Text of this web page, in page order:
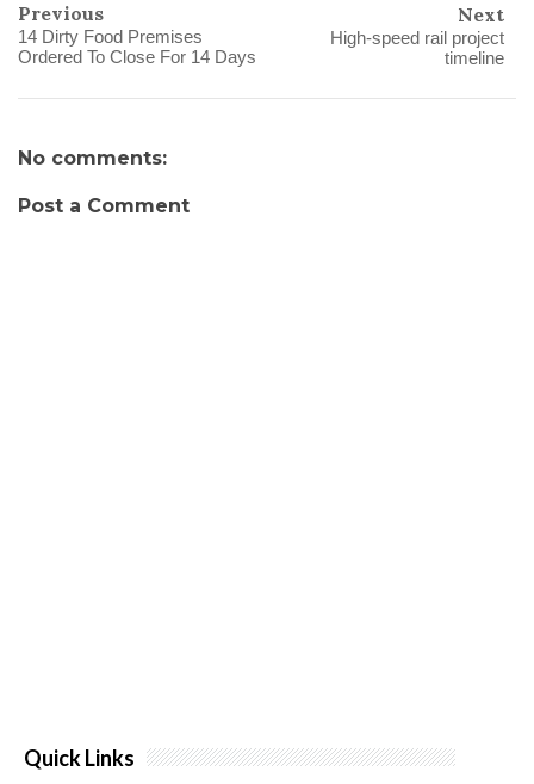
Previous
14 Dirty Food Premises
Ordered To Close For 14 Days
Next
High-speed rail project
timeline
No comments:
Post a Comment
Quick Links